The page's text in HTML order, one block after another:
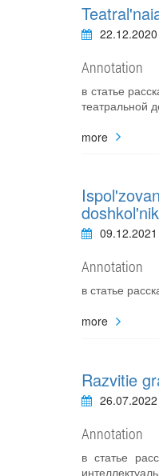
22.12.2020
Annotation
в статье
театральной
more
09.12.2021
Annotation
в статье
more
Razvitie
26.07.2022
Annotation
в статье